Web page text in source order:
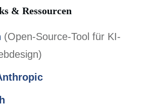
& Ressourcen
(Open-Source-Tool für KI-